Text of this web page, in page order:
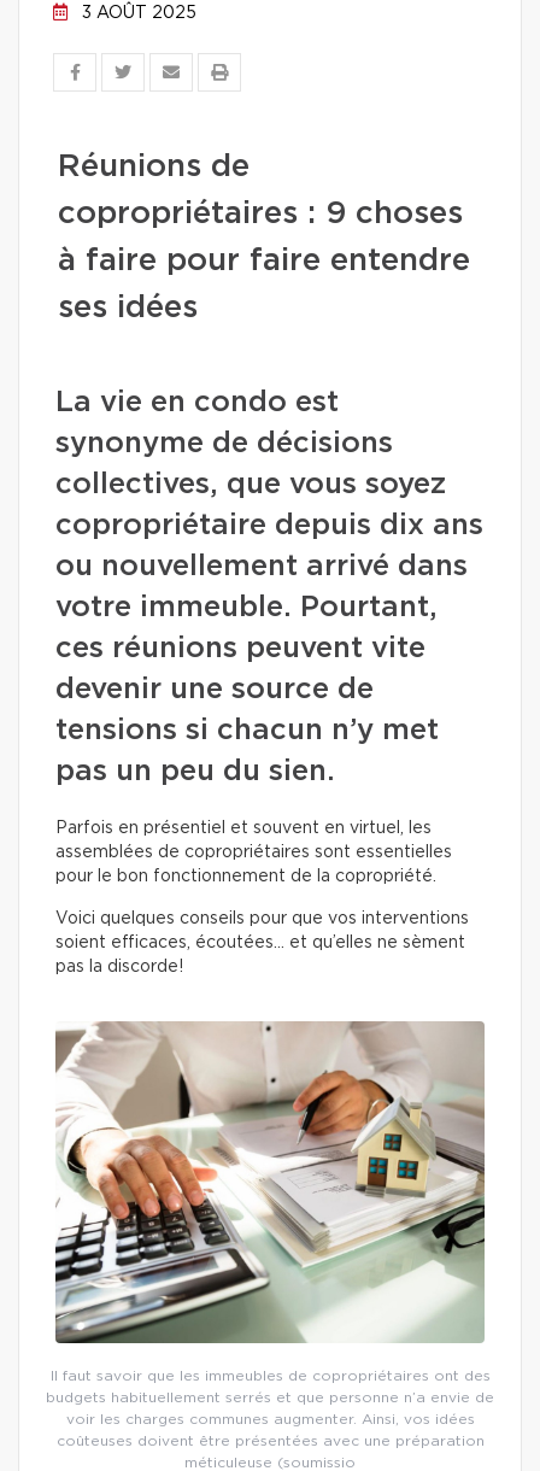
3 AOÛT 2025
Réunions de
copropriétaires : 9 choses
à faire pour faire entendre
ses idées
La vie en condo est
synonyme de décisions
collectives, que vous soyez
copropriétaire depuis dix ans
ou nouvellement arrivé dans
votre immeuble. Pourtant,
ces réunions peuvent vite
devenir une source de
tensions si chacun n’y met
pas un peu du sien.
Parfois en présentiel et souvent en virtuel, les
assemblées de copropriétaires sont essentielles
pour le bon fonctionnement de la copropriété.
Voici quelques conseils pour que vos interventions
soient efficaces, écoutées… et qu’elles ne sèment
pas la discorde!
Il faut savoir que les immeubles de copropriétaires ont des
budgets habituellement serrés et que personne n’a envie de
voir les charges communes augmenter. Ainsi, vos idées
coûteuses doivent être présentées avec une préparation
méticuleuse (soumissio